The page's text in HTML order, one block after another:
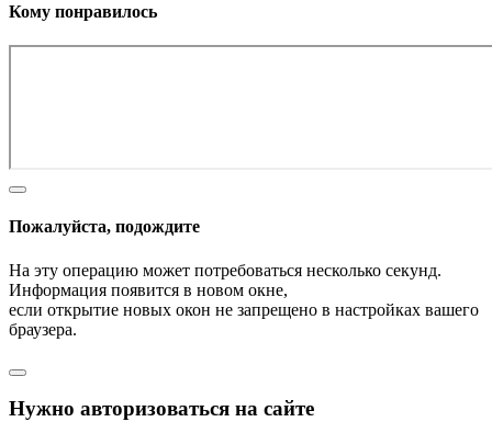
Кому понравилось
Пожалуйста, подождите
На эту операцию может потребоваться несколько секунд.
Информация появится в новом окне,
если открытие новых окон не запрещено в настройках вашего
браузера.
Нужно авторизоваться на сайте